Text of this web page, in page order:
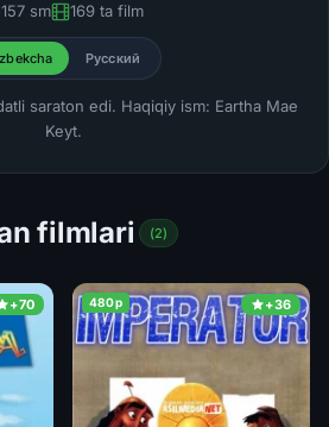
157 sm
169 ta film
Русский
saraton edi. Haqiqiy ism: Eartha Mae
Keyt.
filmlari (2)
+70 +36
480p